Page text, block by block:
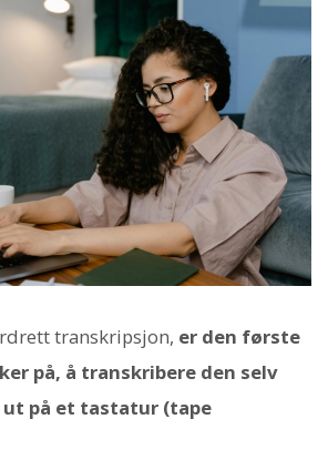
transkripsjon, er den første
på, å transkribere den selv
ut på et tastatur (tape